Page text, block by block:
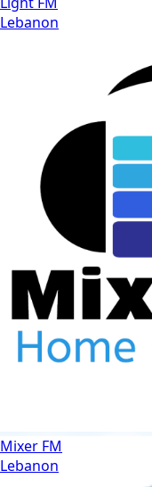
Lebanon
Mixer FM
Lebanon